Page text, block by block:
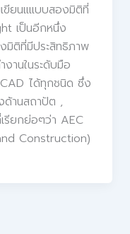
ขียนแแบบสองมิติที่
เป็นอีกหนึ่ง
มิติที่มีประสิทธิภาพ
านในระดับมือ
ได้ทุกชนิด ซึ่ง
ด้านสถาปัต ,
รียกย่อๆว่า AEC
Construction)